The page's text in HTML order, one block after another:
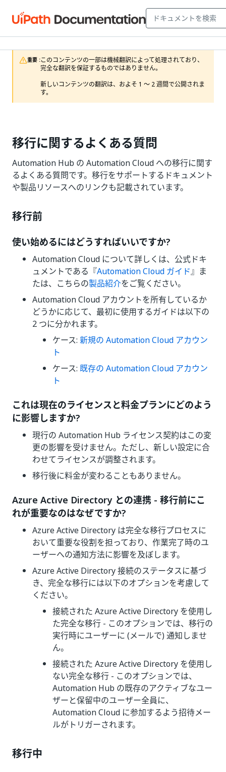
重要 :このコンテンツの一部は機械翻訳によって処理されており、
完全な翻訳を保証するものではありません。
新しいコンテンツの翻訳は、およそ 1 ～ 2 週間で公開されま
す。
移行に関するよくある質問
Automation Hub の Automation Cloud への移行に関す
るよくある質問です。移行をサポートするドキュメント
や製品リソースへのリンクも記載されています。
移行前
使い始めるにはどうすればいいですか?
Automation Cloud について詳しくは、公式ドキ
ュメントである『Automation Cloud ガイド』ま
たは、こちらの製品紹介をご覧ください。
Automation Cloud アカウントを所有しているか
どうかに応じて、最初に使用するガイドは以下の
2 つに分かれます。
ケース: 新規の Automation Cloud アカウン
ト
ケース: 既存の Automation Cloud アカウン
ト
これは現在のライセンスと料金プランにどのよう
に影響しますか?
現行の Automation Hub ライセンス契約はこの変
更の影響を受けません。ただし、新しい設定に合
わせてライセンスが調整されます。
移行後に料金が変わることもありません。
Azure Active Directory との連携 - 移行前にこ
れが重要なのはなぜですか?
Azure Active Directory は完全な移行プロセスに
おいて重要な役割を担っており、作業完了時のユ
ーザーへの通知方法に影響を及ぼします。
Azure Active Directory 接続のステータスに基づ
き、完全な移行には以下のオプションを考慮して
ください。
接続された Azure Active Directory を使用し
た完全な移行 - このオプションでは、移行の
実行時にユーザーに (メールで) 通知しませ
ん。
接続された Azure Active Directory を使用し
ない完全な移行 - このオプションでは、
Automation Hub の既存のアクティブなユー
ザーと保留中のユーザー全員に、
Automation Cloud に参加するよう招待メー
ルがトリガーされます。
移行中